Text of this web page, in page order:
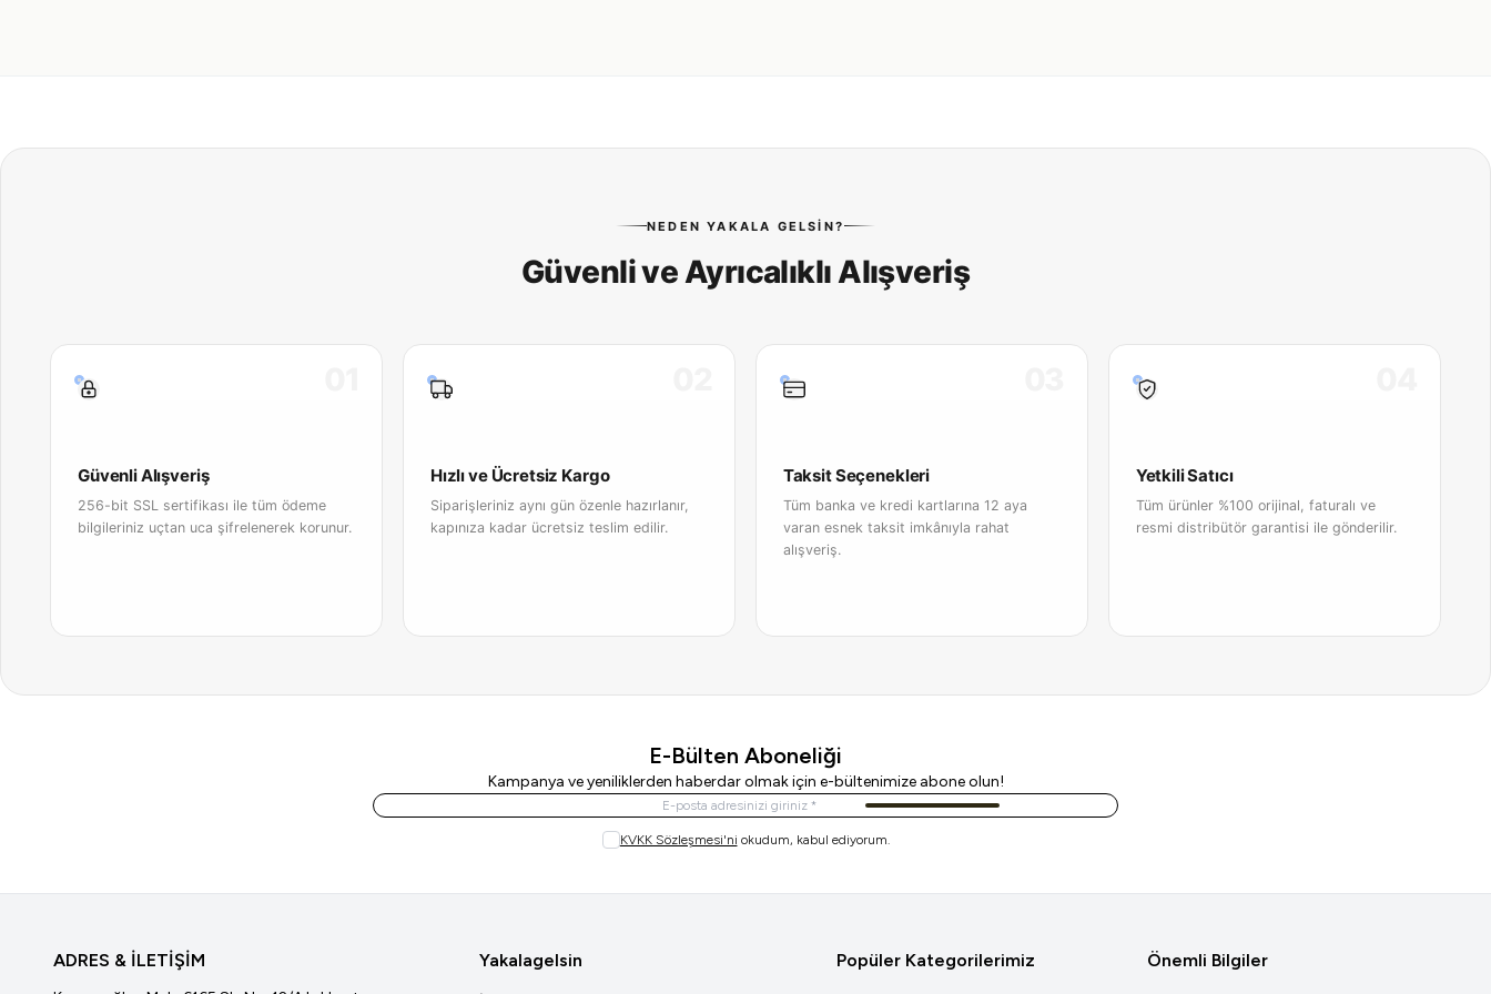
NEDEN YAKALA GELSIN?
Güvenli ve Ayrıcalıklı Alışveriş
Güvenli Alışveriş
256-bit SSL sertifikası ile tüm ödeme
bilgileriniz uçtan uca şifrelenerek korunur.
Hızlı ve Ücretsiz Kargo
Siparişleriniz aynı gün özenle hazırlanır,
kapınıza kadar ücretsiz teslim edilir.
Taksit Seçenekleri
Tüm banka ve kredi kartlarına 12 aya
varan esnek taksit imkânıyla rahat
alışveriş.
Yetkili Satıcı
Tüm ürünler %100 orijinal, faturalı ve
resmi distribütör garantisi ile gönderilir.
E-Bülten Aboneliği
Kampanya ve yeniliklerden haberdar olmak için e-bültenimize abone olun!
Kayıt Ol
KVKK Sözleşmesi'ni okudum, kabul ediyorum.
ADRES & İLETİŞİM Yakalagelsin Popüler Kategorilerimiz Önemli Bilgiler